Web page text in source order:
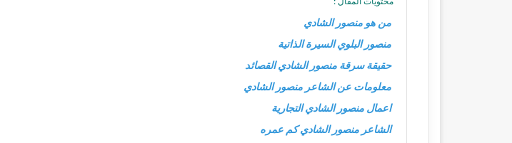
من هو منصور الشادي
منصور البلوي السيرة الذاتية
حقيقة سرقة منصور الشادي القصائد
معلومات عن الشاعر منصور الشادي
اعمال منصور الشادي التجارية
الشاعر منصور الشادي كم عمره